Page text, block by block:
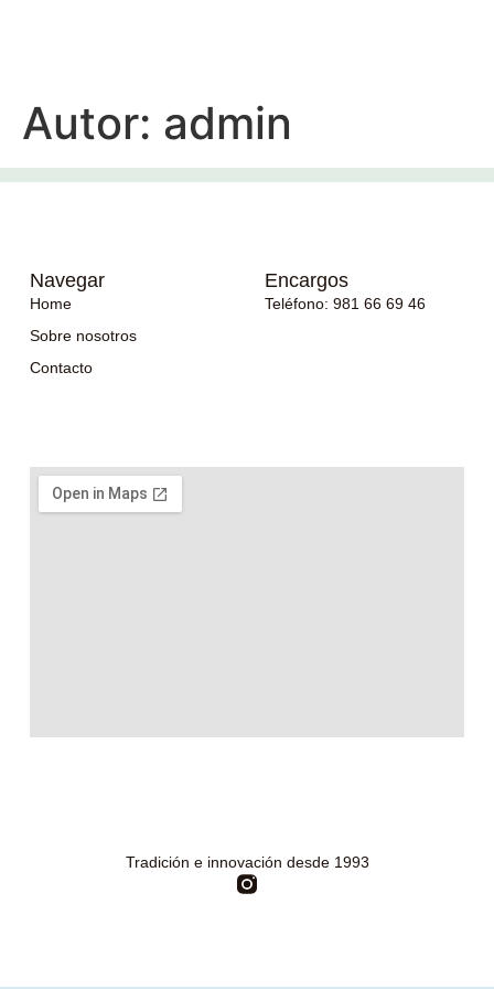
Autor: admin
Tradición e innovación desde 1993
Navegar
Home
Sobre nosotros
Contacto
Encargos
Teléfono: 981 66 69 46